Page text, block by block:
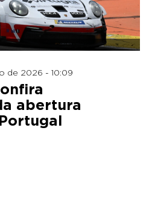
de 2026 - 10:09
abertura